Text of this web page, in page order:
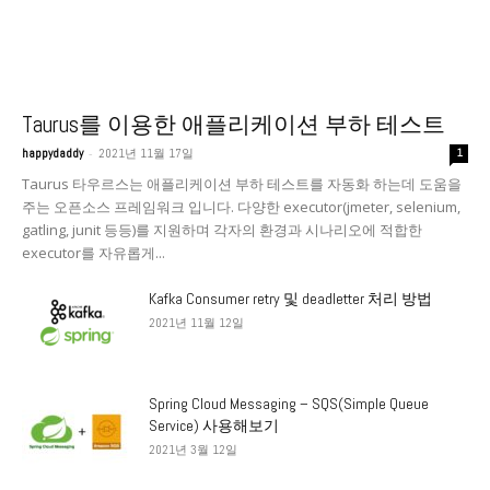
Taurus를 이용한 애플리케이션 부하 테스트
happydaddy - 2021년 11월 17일 1
Taurus 타우르스는 애플리케이션 부하 테스트를 자동화 하는데 도움을
주는 오픈소스 프레임워크 입니다. 다양한 executor(jmeter, selenium,
gatling, junit 등등)를 지원하며 각자의 환경과 시나리오에 적합한
executor를 자유롭게...
Kafka Consumer retry 및 deadletter 처리 방법
2021년 11월 12일
Spring Cloud Messaging – SQS(Simple Queue
Service) 사용해보기
2021년 3월 12일